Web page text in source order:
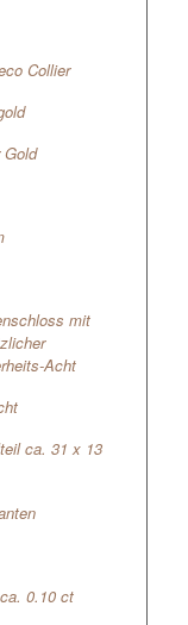
Collier
Gold
mit
Acht
ca. 31 x 13
0.10 ct